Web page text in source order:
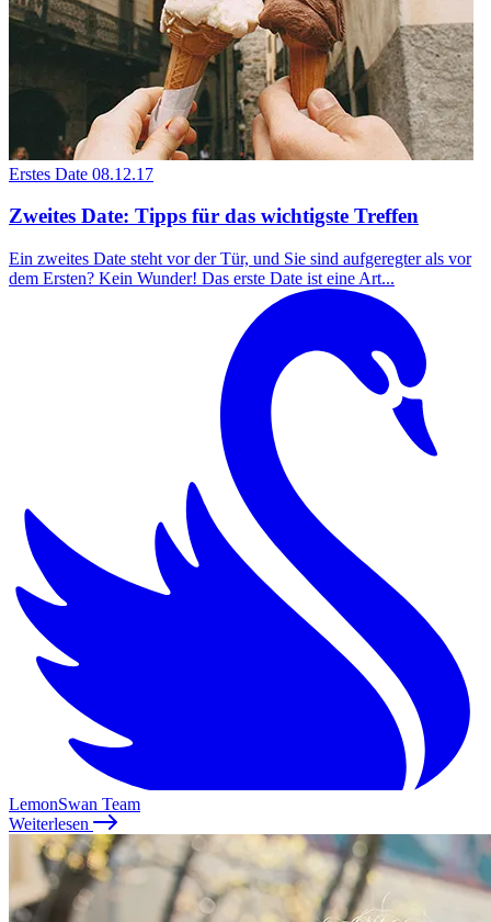
Erstes Date 08.12.17
Zweites Date: Tipps für das wichtigste Treffen
Ein zweites Date steht vor der Tür, und Sie sind aufgeregter als vor
dem Ersten? Kein Wunder! Das erste Date ist eine Art...
LemonSwan Team
Weiterlesen